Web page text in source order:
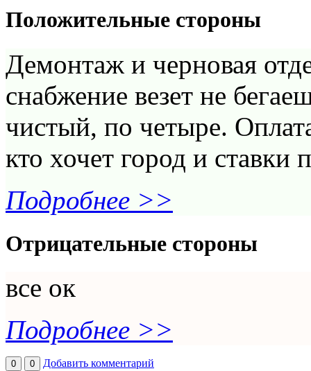
Положительные стороны
Демонтаж и черновая
снабжение везет не
чистый, по четыре.
кто хочет город и
Подробнее >>
Отрицательные стороны
все ок
Подробнее >>
0 0 Добавить комментарий